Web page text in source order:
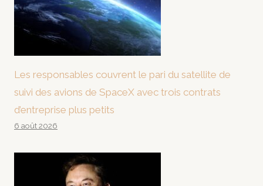
Les responsables couvrent le pari du satellite de
suivi des avions de SpaceX avec trois contrats
d’entreprise plus petits
6 août 2026